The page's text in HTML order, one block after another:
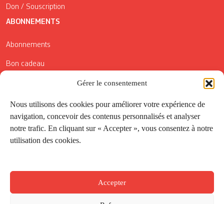
Gérer le consentement
Nous utilisons des cookies pour améliorer votre expérience de
navigation, concevoir des contenus personnalisés et analyser
notre trafic. En cliquant sur « Accepter », vous consentez à notre
utilisation des cookies.
Accepter
Don / Souscription
ABONNEMENTS
Abonnements
Bon cadeau
Conditions générales de vente
Réductions de la Carte Côté Courrier
Application